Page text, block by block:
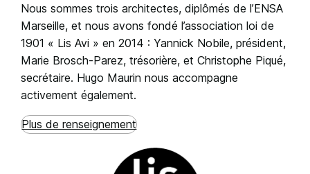
Nous sommes trois architectes, diplômés de l’ENSA
Marseille, et nous avons fondé l’association loi de
1901 « Lis Avi » en 2014 : Yannick Nobile, président,
Marie Brosch-Parez, trésorière, et Christophe Piqué,
secrétaire. Hugo Maurin nous accompagne
activement également.
Plus de renseignement